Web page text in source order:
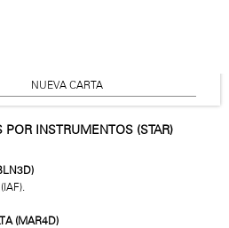
NUEVA CARTA
INSTRUMENTOS (STAR)
(MAR4D)